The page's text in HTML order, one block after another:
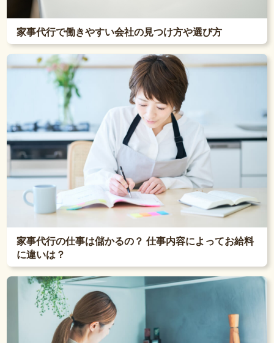
家事代行で働きやすい会社の見つけ方や選び方
家事代行の仕事は儲かるの？ 仕事内容によってお給料
に違いは？